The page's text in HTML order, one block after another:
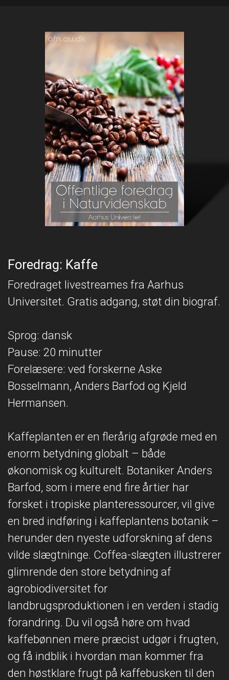
Foredrag: Kaffe
Foredraget livestreames fra Aarhus
Universitet. Gratis adgang, støt din biograf.
Sprog: dansk
Pause: 20 minutter
Forelæsere: ved forskerne Aske
Bosselmann, Anders Barfod og Kjeld
Hermansen.
Kaffeplanten er en flerårig afgrøde med en
enorm betydning globalt – både
økonomisk og kulturelt. Botaniker Anders
Barfod, som i mere end fire årtier har
forsket i tropiske planteressourcer, vil give
en bred indføring i kaffeplantens botanik –
herunder den nyeste udforskning af dens
vilde slægtninge. Coffea-slægten illustrerer
glimrende den store betydning af
agrobiodiversitet for
landbrugsproduktionen i en verden i stadig
forandring. Du vil også høre om hvad
kaffebønnen mere præcist udgør i frugten,
og få indblik i hvordan man kommer fra
den høstklare frugt på kaffebusken til den